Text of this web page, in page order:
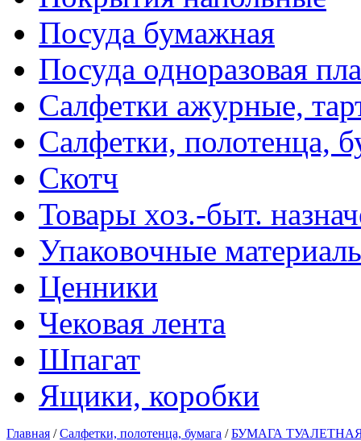
Посуда бумажная
Посуда одноразовая
Салфетки ажурные,
Салфетки, полотенца,
Скотч
Товары хоз.-быт.
Упаковочные
Ценники
Чековая лента
Шпагат
Ящики, коробки
Главная /Салфетки, полотенца, бумага /БУМАГА ТУАЛЕТНАЯ